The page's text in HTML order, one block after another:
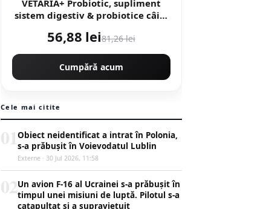
VETARIA+ Probiotic, supliment
sistem digestiv & probiotice câini
Probiotic, XS-XL, supliment sistem
digestiv & probiotice câini
56,88 lei81,26 lei
Cumpără acum
Cele mai citite
Obiect neidentificat a intrat în Polonia,
s-a prăbușit în Voievodatul Lublin
Externe · 30 Jul 2026, 11:58
Un avion F-16 al Ucrainei s-a prăbușit în
timpul unei misiuni de luptă. Pilotul s-a
catapultat și a supraviețuit